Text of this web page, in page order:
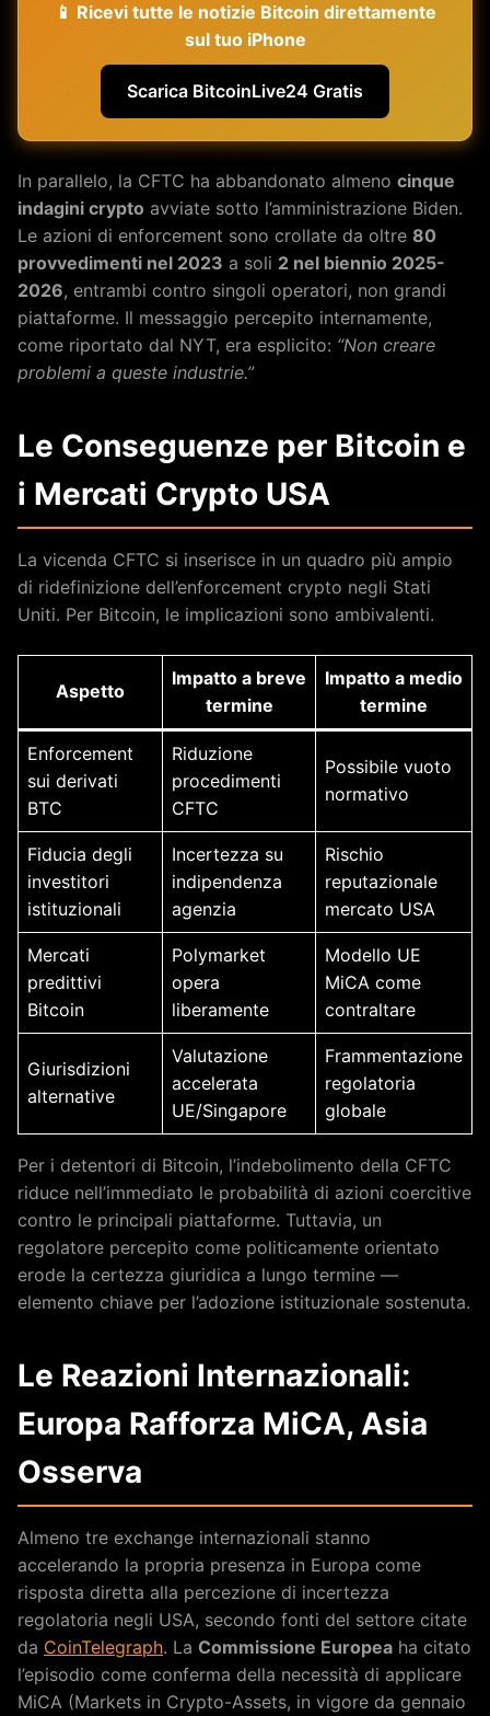
📱 Ricevi tutte le notizie Bitcoin direttamente
sul tuo iPhone
Scarica BitcoinLive24 Gratis
In parallelo, la CFTC ha abbandonato almeno cinque
indagini crypto avviate sotto l’amministrazione Biden.
Le azioni di enforcement sono crollate da oltre 80
provvedimenti nel 2023 a soli 2 nel biennio 2025-
2026, entrambi contro singoli operatori, non grandi
piattaforme. Il messaggio percepito internamente,
come riportato dal NYT, era esplicito: “Non creare
problemi a queste industrie.”
Le Conseguenze per Bitcoin e
i Mercati Crypto USA
La vicenda CFTC si inserisce in un quadro più ampio
di ridefinizione dell’enforcement crypto negli Stati
Uniti. Per Bitcoin, le implicazioni sono ambivalenti.
Aspetto
Impatto a breve
termine
Impatto a medio
termine
Enforcement
sui derivati
BTC
Riduzione
procedimenti
CFTC
Possibile vuoto
normativo
Fiducia degli
investitori
istituzionali
Incertezza su
indipendenza
agenzia
Rischio
reputazionale
mercato USA
Mercati
predittivi
Bitcoin
Polymarket
opera
liberamente
Modello UE
MiCA come
contraltare
Giurisdizioni
alternative
Valutazione
accelerata
UE/Singapore
Frammentazione
regolatoria
globale
Per i detentori di Bitcoin, l’indebolimento della CFTC
riduce nell’immediato le probabilità di azioni coercitive
contro le principali piattaforme. Tuttavia, un
regolatore percepito come politicamente orientato
erode la certezza giuridica a lungo termine —
elemento chiave per l’adozione istituzionale sostenuta.
Le Reazioni Internazionali:
Europa Rafforza MiCA, Asia
Osserva
Almeno tre exchange internazionali stanno
accelerando la propria presenza in Europa come
risposta diretta alla percezione di incertezza
regolatoria negli USA, secondo fonti del settore citate
da CoinTelegraph. La Commissione Europea ha citato
l’episodio come conferma della necessità di applicare
MiCA (Markets in Crypto-Assets, in vigore da gennaio